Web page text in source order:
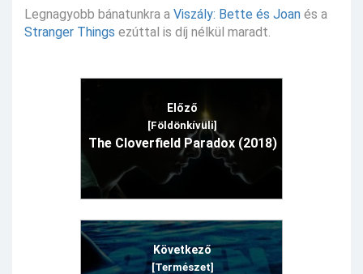
Legnagyobb bánatunkra a Viszály: Bette és Joan és a
Stranger Things ezúttal is díj nélkül maradt.
Előző
[Földönkívüli]
The Cloverfield Paradox (2018)
Következő
[Természet]